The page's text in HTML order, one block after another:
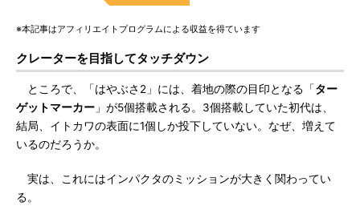
※本記事はアフィリエイトプログラムによる収益を得ています
クレーターを目指してタッチダウン
ところで、「はやぶさ2」には、着地の際の目印となる「ター
ゲットマーカー 」が5個搭載される。3個搭載していた初代は、
結局、イトカワの表面に1個しか投下していない。なぜ、増えて
いるのだろうか。
実は、これにはインパクタのミッションが大きく関わってい
る。